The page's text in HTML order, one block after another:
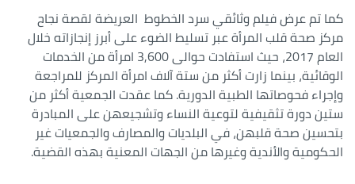
كما تم عرض فيلم وثائقي سرد الخطوط العريضة لقصة نجاح
مركز صحة قلب المرأة عبر تسليط الضوء على أبرز إنجازاته خلال
العام 2017، حيث استفادت حوالى 3,600 امرأة من الخدمات
الوقائية، بينما زارت أكثر من ستة آلاف امرأة المركز للمراجعة
وإجراء فحوصاتها الطبية الدورية. كما عقدت الجمعية أكثر من
ستين دورة تثقيفية لتوعية النساء وتشجيعهن على المبادرة
بتحسين صحة قلبهن، في البلديات والمصارف والجمعيات غير
الحكومية والأندية وغيرها من الجهات المعنية بهذه القضية.